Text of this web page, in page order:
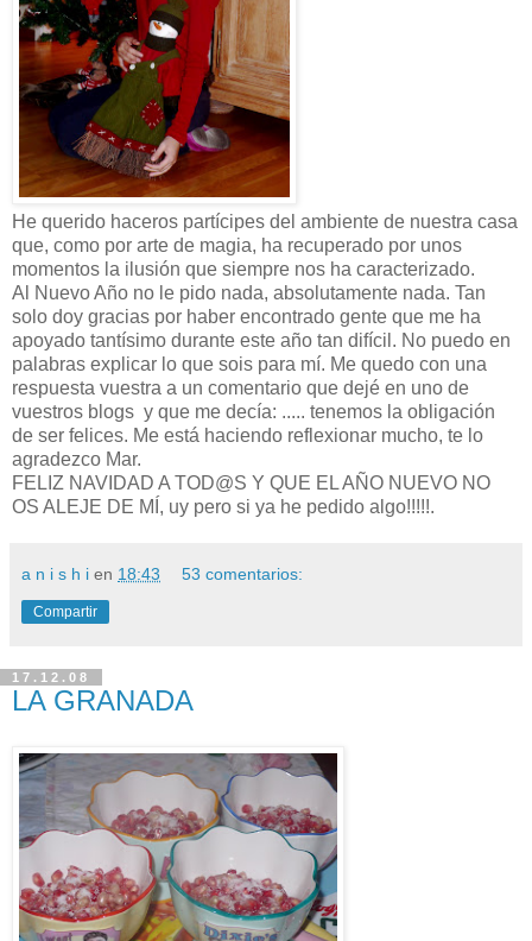
He querido haceros partícipes del ambiente de nuestra casa
que, como por arte de magia, ha recuperado por unos
momentos la ilusión que siempre nos ha caracterizado.
Al Nuevo Año no le pido nada, absolutamente nada. Tan
solo doy gracias por haber encontrado gente que me ha
apoyado tantísimo durante este año tan difícil. No puedo en
palabras explicar lo que sois para mí. Me quedo con una
respuesta vuestra a un comentario que dejé en uno de
vuestros blogs y que me decía: ..... tenemos la obligación
de ser felices. Me está haciendo reflexionar mucho, te lo
agradezco Mar.
FELIZ NAVIDAD A TOD@S Y QUE EL AÑO NUEVO NO
OS ALEJE DE MÍ, uy pero si ya he pedido algo!!!!!.
a n i s h i en 18:43 53 comentarios:
Compartir
17.12.08
LA GRANADA